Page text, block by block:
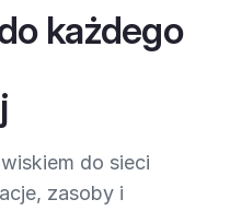
każdego
do sieci
zasoby i